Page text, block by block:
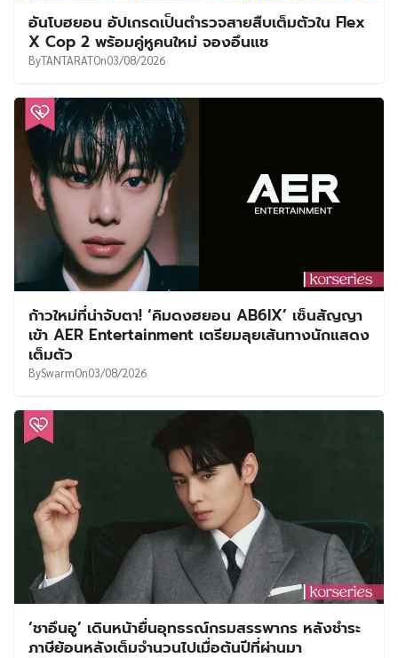
อันโบฮยอน อัปเกรดเป็นตำรวจสายสืบเต็มตัวใน Flex
X Cop 2 พร้อมคู่หูคนใหม่ จองอึนแช
ByTANTARATOn03/08/2026
ก้าวใหม่ที่น่าจับตา! ‘คิมดงฮยอน AB6IX’ เซ็นสัญญา
เข้า AER Entertainment เตรียมลุยเส้นทางนักแสดง
เต็มตัว
BySwarmOn03/08/2026
‘ชาอึนอู’ เดินหน้ายื่นอุทธรณ์กรมสรรพากร หลังชำระ
ภาษีย้อนหลังเต็มจำนวนไปเมื่อต้นปีที่ผ่านมา